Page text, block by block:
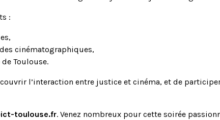
:
cinématographiques,
Toulouse.
l’interaction entre justice et cinéma, et de
toulouse.fr. Venez nombreux pour cette soirée